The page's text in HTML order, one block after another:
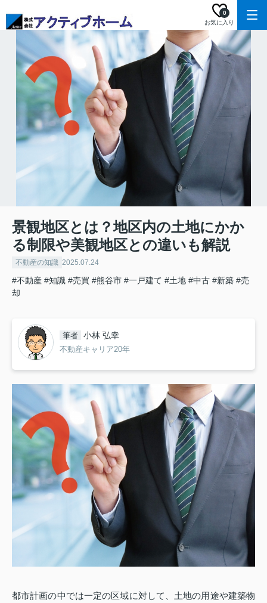
お気に入り
0
景観地区とは？地区内の土地にかか
る制限や美観地区との違いも解説
不動産の知識 2025.07.24
#不動産 #知識 #売買 #熊谷市 #一戸建て #土地 #中古 #新築 #売
却
筆者 小林 弘幸
不動産キャリア20年
都市計画の中では一定の区域に対して、土地の用途や建築物